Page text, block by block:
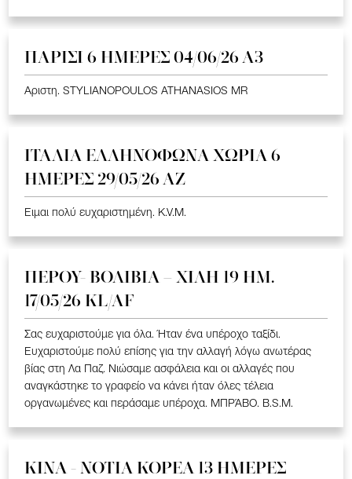
ΠΑΡΙΣΙ 6 ΗΜΕΡΕΣ 04/06/26 Α3
Αριστη. STYLIANOPOULOS ATHANASIOS MR
ΙΤΑΛΙΑ ΕΛΛΗΝΟΦΩΝΑ ΧΩΡΙΑ 6
ΗΜΕΡΕΣ 29/05/26 ΑΖ
Ειμαι πολύ ευχαριστημένη. K.V.M.
ΠΕΡΟΥ- ΒΟΛΙΒΙΑ – ΧΙΛΗ 19 HM.
17/05/26 KL/AF
Σας ευχαριστούμε για όλα. Ήταν ένα υπέροχο ταξίδι.
Ευχαριστούμε πολύ επίσης για την αλλαγή λόγω ανωτέρας
βίας στη Λα Παζ. Νιώσαμε ασφάλεια και οι αλλαγές που
αναγκάστηκε το γραφείο να κάνει ήταν όλες τέλεια
οργανωμένες και περάσαμε υπέροχα. ΜΠΡΆΒΟ. B.S.M.
ΚΙΝΑ - ΝΟΤΙΑ ΚΟΡΕΑ 13 ΗΜΕΡΕΣ